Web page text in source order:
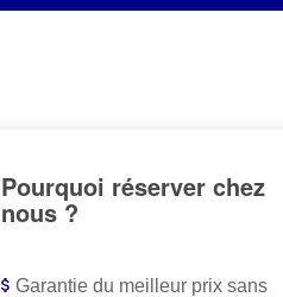
Pourquoi réserver chez
nous ?
Garantie du meilleur prix sans